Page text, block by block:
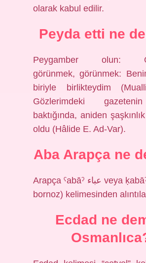
olarak kabul edilir.
Peyda etti ne
Peygamber olun:
görünmek, görünmek:
biriyle birlikteydim
Gözlerimdeki
baktığında, aniden
oldu (Hâlide E. Ad-Var).
Aba Arapça ne
Arapça ˁabāˀ عباء veya ḳabāˀ قباء “keçe
bornoz) kelimesinden
Ecdad ne